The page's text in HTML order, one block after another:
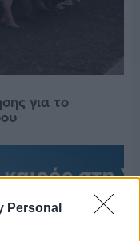
Personal
για το